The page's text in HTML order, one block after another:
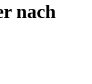
nach